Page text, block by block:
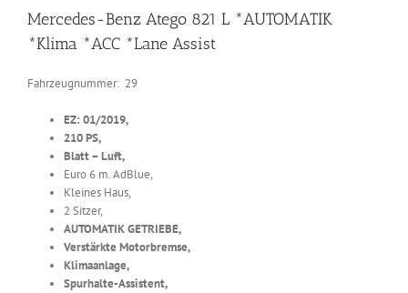
Mercedes-Benz Atego 821 L *AUTOMATIK
*Klima *ACC *Lane Assist
Fahrzeugnummer: 29
EZ: 01/2019,
210 PS,
Blatt – Luft,
Euro 6 m. AdBlue,
Kleines Haus,
2 Sitzer,
AUTOMATIK GETRIEBE,
Verstärkte Motorbremse,
Klimaanlage,
Spurhalte-Assistent,